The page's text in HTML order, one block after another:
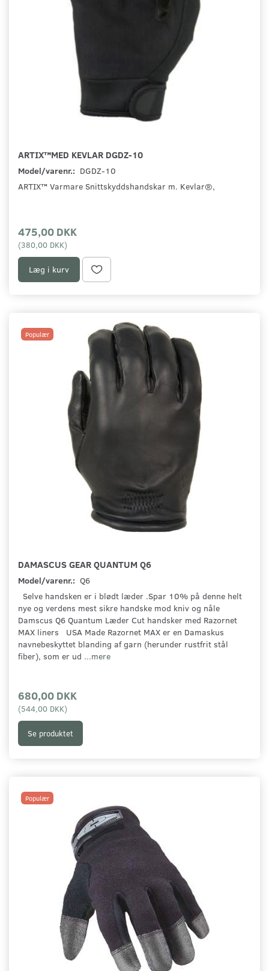
ARTIX™MED KEVLAR DGDZ-10
Model/varenr.: DGDZ-10
ARTIX™ Varmare Snittskyddshandskar m. Kevlar®,
475,00 DKK
(380,00 DKK)
Læg i kurv
Populær
DAMASCUS GEAR QUANTUM Q6
Model/varenr.: Q6
Selve handsken er i blødt læder .Spar 10% på denne helt
nye og verdens mest sikre handske mod kniv og nåle
Damscus Q6 Quantum Læder Cut handsker med Razornet
MAX liners USA Made Razornet MAX er en Damaskus
navnebeskyttet blanding af garn (herunder rustfrit stål
fiber), som er ud ...mere
680,00 DKK
(544,00 DKK)
Se produktet
Populær